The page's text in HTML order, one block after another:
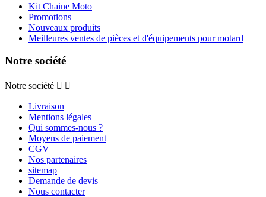
Kit Chaine Moto
Promotions
Nouveaux produits
Meilleures ventes de pièces et d'équipements pour motard
Notre société
Notre société  
Livraison
Mentions légales
Qui sommes-nous ?
Moyens de paiement
CGV
Nos partenaires
sitemap
Demande de devis
Nous contacter